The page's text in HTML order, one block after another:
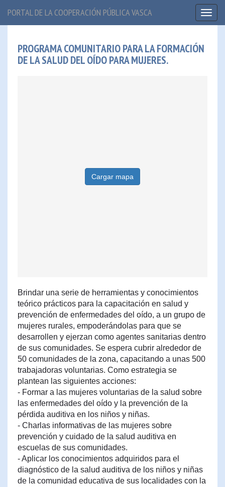
PORTAL DE LA COOPERACIÓN PÚBLICA VASCA
PROGRAMA COMUNITARIO PARA LA FORMACIÓN
DE LA SALUD DEL OÍDO PARA MUJERES.
Cargar mapa
Brindar una serie de herramientas y conocimientos
teórico prácticos para la capacitación en salud y
prevención de enfermedades del oído, a un grupo de
mujeres rurales, empoderándolas para que se
desarrollen y ejerzan como agentes sanitarias dentro
de sus comunidades. Se espera cubrir alrededor de
50 comunidades de la zona, capacitando a unas 500
trabajadoras voluntarias. Como estrategia se
plantean las siguientes acciones:
- Formar a las mujeres voluntarias de la salud sobre
las enfermedades del oído y la prevención de la
pérdida auditiva en los niños y niñas.
- Charlas informativas de las mujeres sobre
prevención y cuidado de la salud auditiva en
escuelas de sus comunidades.
- Aplicar los conocimientos adquiridos para el
diagnóstico de la salud auditiva de los niños y niñas
de la comunidad educativa de sus localidades con la